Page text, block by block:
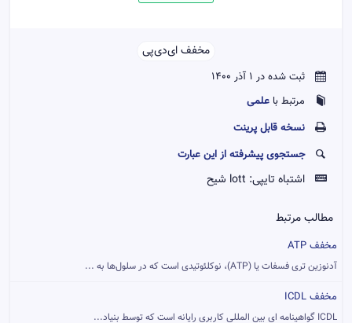
مخفف ای‌دی‌پی‌‌
ثبت شده در 1 آذر 1400
مرتبط باعلمی
نسخه قابل پرينت
جستجوی پیشرفته از این عبارت
اشتباه تایپی: lott شیح
مطالب مرتبط
مخفف ATP
آدنوزین تری فسفات یا (ATP)، نوکلئوتیدی است که در سلول‌ها به ...
مخفف ICDL
ICDL گواهینامه ای بین المللی کاربری رایانه است که توسط بنیاد...